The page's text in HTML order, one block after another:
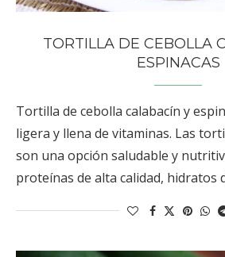
TORTILLA DE CEBOLLA
ESPINACAS
Tortilla de cebolla calabacín y
ligera y llena de vitaminas. Las
son una opción saludable y
proteínas de alta calidad, hidratos